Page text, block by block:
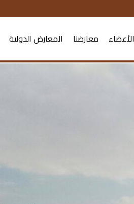
الأعضاء معارضنا المعارض الدولية